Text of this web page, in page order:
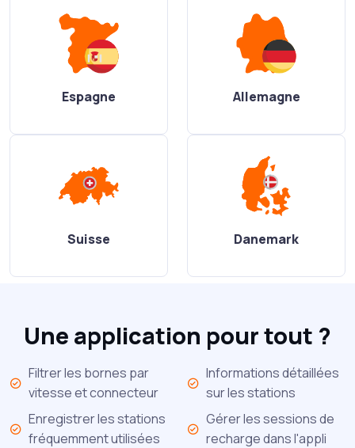
Espagne Allemagne
Suisse Danemark
Une application pour tout ?
Filtrer les bornes par
vitesse et connecteur
Informations détaillées
sur les stations
Enregistrer les stations
fréquemment utilisées
Gérer les sessions de
recharge dans l'appli